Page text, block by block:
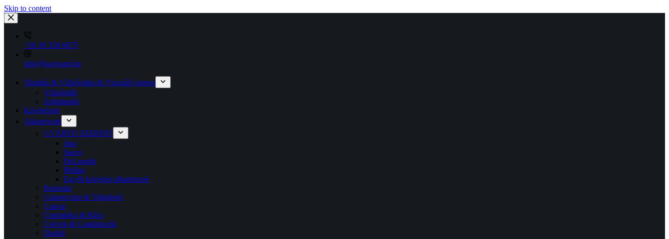
Skip to content
+36 30 358 6675
info@kavesam.hu
Tisztítás & Vízkőoldás & Vízszűrő patron
Vízkőoldó
Zsírtalanító
Kávégépek
Alkatrészek
GYÁRTÓ SZERINT
Jura
Saeco
DeLonghi
Philips
Egyéb kávégép alkatrészek
Burkolat
Cappuccino & Tejhaboló
Csavar
Csepptálca & Rács
Csövek & Csatlakozók
Daráló